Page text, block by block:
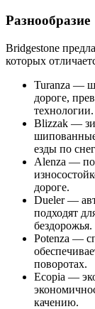
Разнообразие
Bridgestone
которых
Turanza —
дороге,
технологии.
Blizzak —
езды по
Alenza —
дороге.
Dueler —
подходят
бездорожья.
Potenza —
поворотах.
Ecopia —
качению.